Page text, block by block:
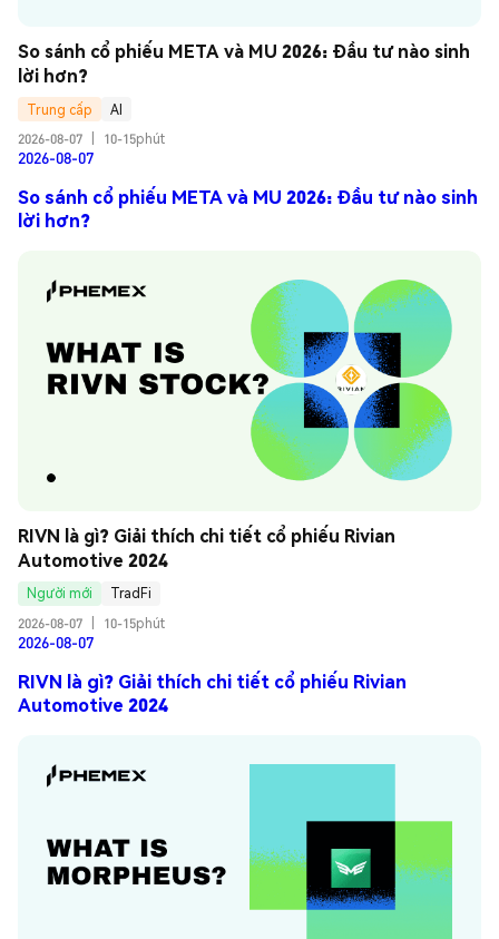
So sánh cổ phiếu META và MU 2026: Đầu tư nào sinh
lời hơn?
Trung cấp
AI
2026-08-07
10-15phút
2026-08-07
So sánh cổ phiếu META và MU 2026: Đầu tư nào sinh
lời hơn?
RIVN là gì? Giải thích chi tiết cổ phiếu Rivian
Automotive 2024
Người mới
TradFi
2026-08-07
10-15phút
2026-08-07
RIVN là gì? Giải thích chi tiết cổ phiếu Rivian
Automotive 2024